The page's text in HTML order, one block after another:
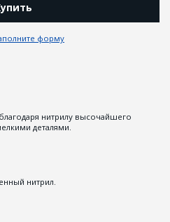
форму
нитрилу высочайшего
деталями.
нитрил.